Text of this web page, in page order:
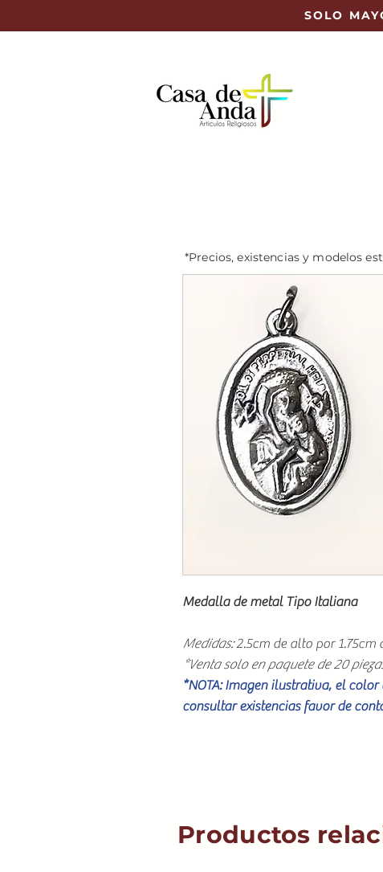
SOLO
Medalla de metal Tipo Italiana
Medidas:2.5cm de alto por 1.75cm
*Venta solo en paquete de 20
*NOTA: Imagen ilustrativa, el
consultar existencias favor de
*Precios, existencias y modelos
Productos